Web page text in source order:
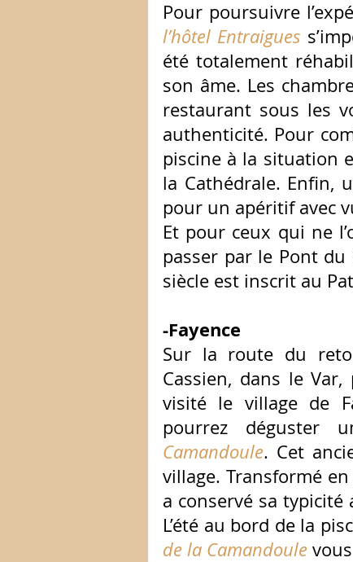
l’hôtel Entraigues
été totalement
son âme. Les
restaurant sous les
authenticité. Pour
piscine à la situation
la Cathédrale. Enfin,
pour un apéritif avec
Et pour ceux qui ne
passer par le Pont
siècle est inscrit au
-Fayence
Sur la route du
Cassien, dans le
visité le village de
pourrez déguster
Camandoule. Cet
village. Transformé
a conservé sa
L’été au bord de la
de la Camandoule